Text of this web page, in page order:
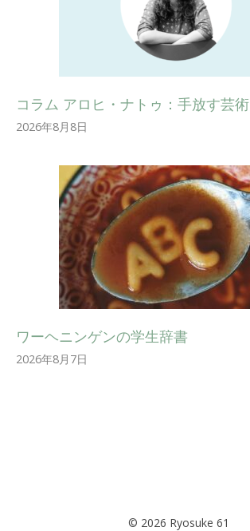
コラム アロヒ・ナトゥ：手放す芸術
2026年8月8日
ワーヘニンゲンの学生辞書
2026年8月7日
© 2026 Ryosuke 61